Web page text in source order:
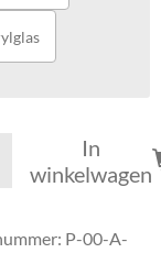
In
winkelwagen
P-00-A-